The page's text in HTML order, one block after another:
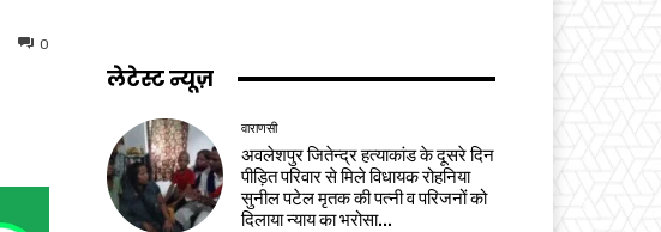
0
लेटेस्ट न्यूज़
वाराणसी
अवलेशपुर जितेन्द्र हत्याकांड के दूसरे दिन
पीड़ित परिवार से मिले विधायक रोहनिया
सुनील पटेल मृतक की पत्नी व परिजनों को
दिलाया न्याय का भरोसा...